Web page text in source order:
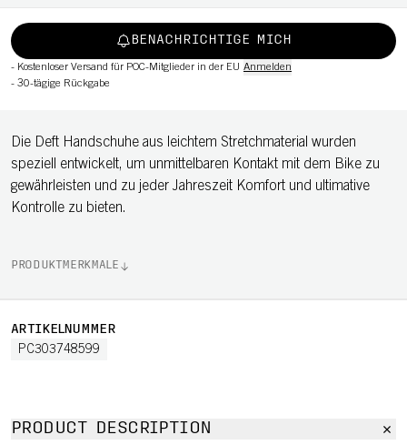
BENACHRICHTIGE MICH
- Kostenloser Versand für POC-Mitglieder in der EU Anmelden
- 30-tägige Rückgabe
Die Deft Handschuhe aus leichtem Stretchmaterial wurden
speziell entwickelt, um unmittelbaren Kontakt mit dem Bike zu
gewährleisten und zu jeder Jahreszeit Komfort und ultimative
Kontrolle zu bieten.
PRODUKTMERKMALE
ARTIKELNUMMER
PC303748599
PRODUCT DESCRIPTION